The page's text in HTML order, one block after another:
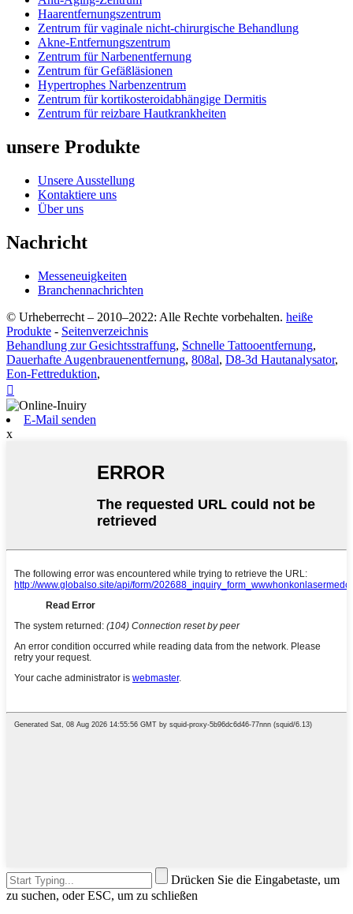
Haarentfernungszentrum
Zentrum für vaginale nicht-chirurgische Behandlung
Akne-Entfernungszentrum
Zentrum für Narbenentfernung
Zentrum für Gefäßläsionen
Hypertrophes Narbenzentrum
Zentrum für kortikosteroidabhängige Dermitis
Zentrum für reizbare Hautkrankheiten
unsere Produkte
Unsere Ausstellung
Kontaktiere uns
Über uns
Nachricht
Messeneuigkeiten
Branchennachrichten
© Urheberrecht – 2010–2022: Alle Rechte vorbehalten. heiße
Produkte - Seitenverzeichnis
Behandlung zur Gesichtsstraffung, Schnelle Tattooentfernung,
Dauerhafte Augenbrauenentfernung, 808al, D8-3d Hautanalysator,
Eon-Fettreduktion,

E-Mail senden
x
Drücken Sie die Eingabetaste, um
zu suchen, oder ESC, um zu schließen